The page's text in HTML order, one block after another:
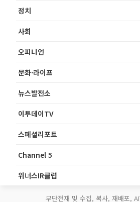
정치
사회
오피니언
문화·라이프
뉴스발전소
이투데이TV
스페셜리포트
Channel 5
위너스IR클럽
무단전재 및 수집, 복사, 재배포,